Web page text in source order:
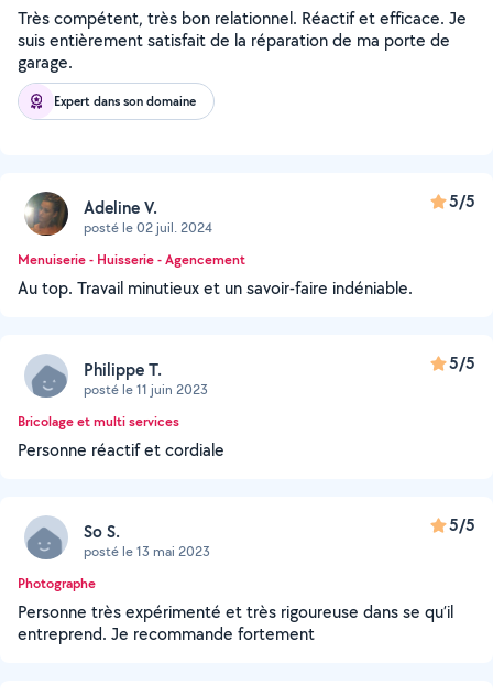
Très compétent, très bon relationnel. Réactif et efficace. Je
suis entièrement satisfait de la réparation de ma porte de
garage.
Expert dans son domaine
Adeline V.
posté le 02 juil. 2024
5/5
Menuiserie - Huisserie - Agencement
Au top. Travail minutieux et un savoir-faire indéniable.
Philippe T.
posté le 11 juin 2023
5/5
Bricolage et multi services
Personne réactif et cordiale
So S.
posté le 13 mai 2023
5/5
Photographe
Personne très expérimenté et très rigoureuse dans se qu’il
entreprend. Je recommande fortement